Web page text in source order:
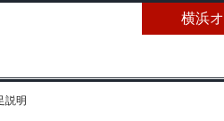
横浜
説明